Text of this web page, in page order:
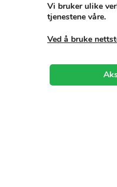
Vi bruker ulike
tjenestene våre.
Ved å bruke